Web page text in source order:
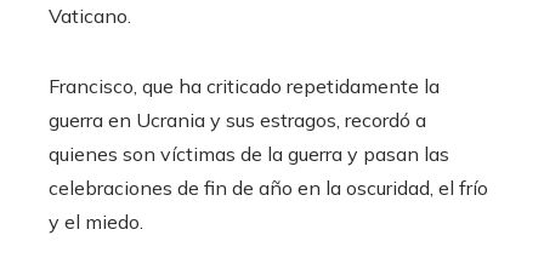
Vaticano.
Francisco, que ha criticado repetidamente la
guerra en Ucrania y sus estragos, recordó a
quienes son víctimas de la guerra y pasan las
celebraciones de fin de año en la oscuridad, el frío
y el miedo.